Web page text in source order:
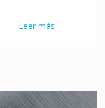
Leer más